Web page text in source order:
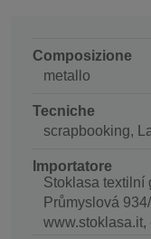
Composizione
metallo
Tecniche
scrapbooking,
Importatore
Stoklasa textilní
Průmyslová